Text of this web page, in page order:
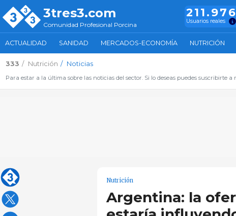
3tres3.com
Comunidad Profesional Porcina
211.976
Usuarios reales
ACTUALIDAD SANIDAD MERCADOS-ECONOMÍA NUTRICIÓN
333 Nutrición Noticias
Para estar a la última sobre las noticias del sector. Si lo deseas puedes suscribirte
Nutrición
Argentina: la